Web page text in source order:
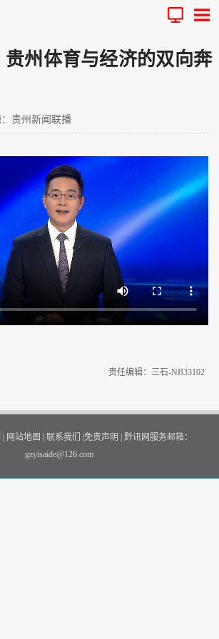
贵州体育与经济的双向奔
贵州新闻联播
责任编辑：三石-NB33102
| 网站地图 | 联系我们 |免责声明 | 黔讯网服务邮箱：
gzyisaide@126.com